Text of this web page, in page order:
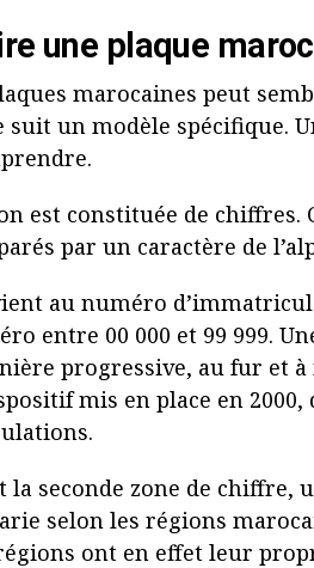
une plaque
marocaines peut
un modèle spécifique.
est constituée de chiffres.
par un caractère de
au numéro
entre 00 000 et 99 999.
progressive, au fur et à
mis en place en 2000,
la seconde zone de chiffre,
selon les régions
ont en effet leur